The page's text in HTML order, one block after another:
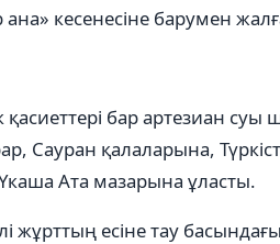
кесенесіне барумен
бар артезиан
Сауран қалаларына,
Ата мазарына ұласты.
жұрттың есіне тау